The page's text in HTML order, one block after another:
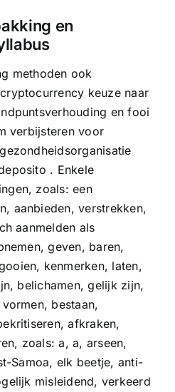
en
methoden ook
keuze naar
en fooi
verbijsteren voor
. Enkele
zoals: een
aanbieden, verstrekken,
aanmelden als
geven, baren,
kenmerken, laten,
belichamen, gelijk zijn,
bestaan,
afkraken,
zoals: a, a, arseen,
Samoa, elk beetje, anti-
misleidend, verkeerd